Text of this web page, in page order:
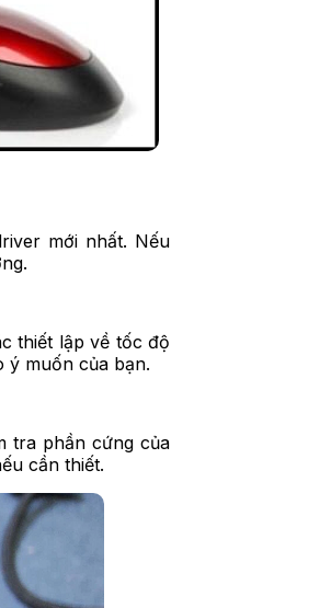
mới nhất. Nếu
thiết lập về tốc độ
muốn của bạn.
tra phần cứng của
cần thiết.